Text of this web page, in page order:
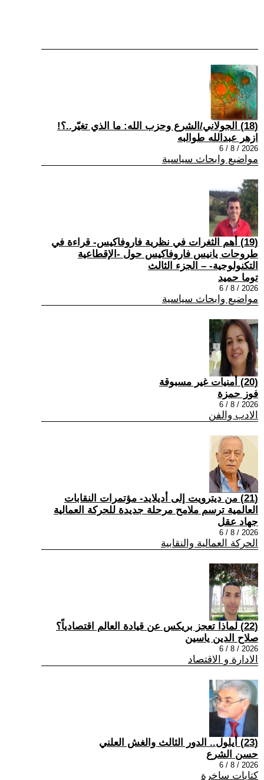
(18) الجولاني/الشرع وحزب الله: ما الذي تغيّر..؟!
ازهر عبدالله طوالبه
2026 / 8 / 6
مواضيع وابحاث سياسية
(19) أهم الثغرات في نظرية فاروفاكيس- قراءة في
طروحات يانيس فاروفاكيس حول -الإقطاعية
التكنولوجية- – الجزء الثالث
توما حميد
2026 / 8 / 6
مواضيع وابحاث سياسية
(20) أمنيات غير مسبوقة
فوز حمزة
2026 / 8 / 6
الادب والفن
(21) من ديترويت إلى أديلايد- مؤتمرات النقابات
العالمية ترسم ملامح مرحلة جديدة للحركة العمالية
جهاد عقل
2026 / 8 / 6
الحركة العمالية والنقابية
(22) لماذا تعجز بريكس عن قيادة العالم اقتصادياً؟
صلاح الدين ياسين
2026 / 8 / 6
الادارة و الاقتصاد
(23) أيلول.. الدور الثالث والغش العلني
حسن الشرع
2026 / 8 / 6
كتابات ساخرة